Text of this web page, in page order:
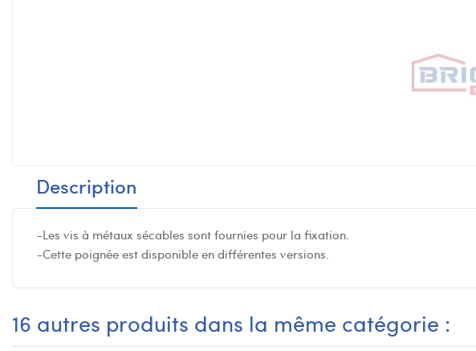
Description
-Les vis à métaux sécables sont fournies pour la fixation.
-Cette poignée est disponible en différentes versions.
16 autres produits dans la même catégorie :